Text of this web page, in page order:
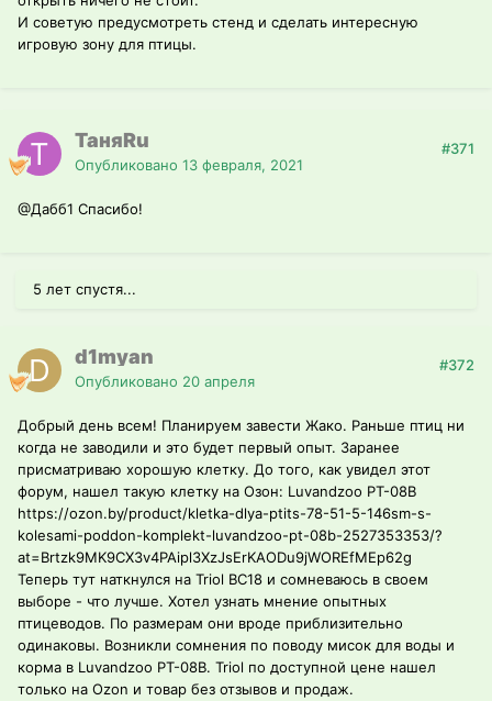
И советую предусмотреть стенд и сделать интересную
игровую зону для птицы.
ТаняRu
Опубликовано 13 февраля, 2021
#371
@Дабб1 Спасибо!
5 лет спустя...
d1myan
Опубликовано 20 апреля
#372
Добрый день всем! Планируем завести Жако. Раньше птиц ни
когда не заводили и это будет первый опыт. Заранее
присматриваю хорошую клетку. До того, как увидел этот
форум, нашел такую клетку на Озон: Luvandzoo PT-08B
https://ozon.by/product/kletka-dlya-ptits-78-51-5-146sm-s-
kolesami-poddon-komplekt-luvandzoo-pt-08b-2527353353/?
at=Brtzk9MK9CX3v4PAipl3XzJsErKAODu9jWOREfMEp62g
Теперь тут наткнулся на Triol BC18 и сомневаюсь в своем
выборе - что лучше. Хотел узнать мнение опытных
птицеводов. По размерам они вроде приблизительно
одинаковы. Возникли сомнения по поводу мисок для воды и
корма в Luvandzoo PT-08B. Triol по доступной цене нашел
только на Ozon и товар без отзывов и продаж.